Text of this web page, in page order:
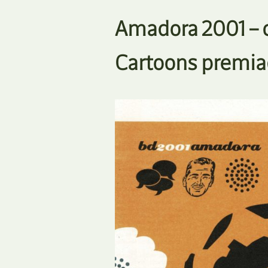
Amadora 2001 –
Cartoons